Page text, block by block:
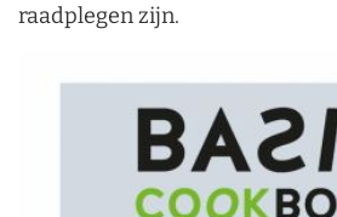
raadplegen zijn.